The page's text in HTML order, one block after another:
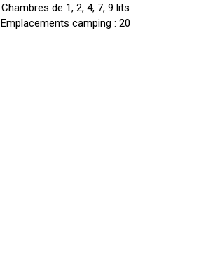
Chambres de 1, 2, 4, 7, 9 lits
Emplacements camping : 20